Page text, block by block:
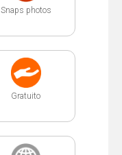
Snaps photos
Gratuito